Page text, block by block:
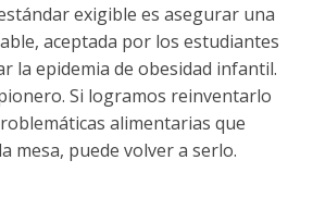
exigible es asegurar una
aceptada por los estudiantes
la epidemia de obesidad infantil.
Si logramos reinventarlo
alimentarias que
mesa, puede volver a serlo.